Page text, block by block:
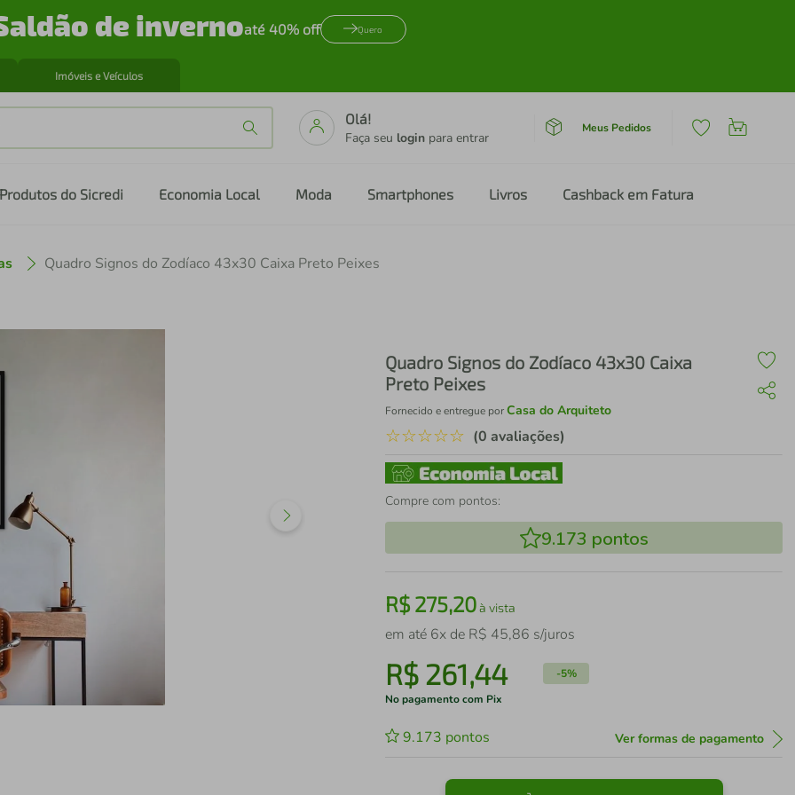
de invernoaté 40% off Quero
Imóveis e Veículos
Olá!
Faça seu login para entrar
Meus Pedidos
Produtos do Sicredi Economia Local Moda Smartphones Livros Cashback em Fatura
Quadro Signos do Zodíaco 43x30 Caixa Preto Peixes
Quadro Signos do Zodíaco 43x30 Caixa
Preto Peixes
Fornecido e entregue porCasa do Arquiteto
☆☆☆☆☆ (0 avaliações)
Compre com pontos:
9.173 pontos
R$275,20à vista
em até 6x de R$ 45,86 s/juros
R$ 261,44 -5%
No pagamento com Pix
9.173 pontos Ver formas de pagamento